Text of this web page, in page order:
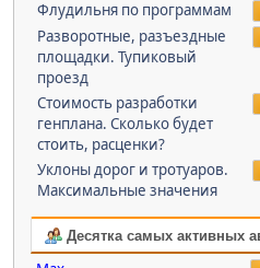
Флудильня по программам
Разворотные, разъездные
площадки. Тупиковый
проезд
Стоимость разработки
генплана. Сколько будет
стоить, расценки?
Уклоны дорог и тротуаров.
Максимальные значения
Десятка самых активных